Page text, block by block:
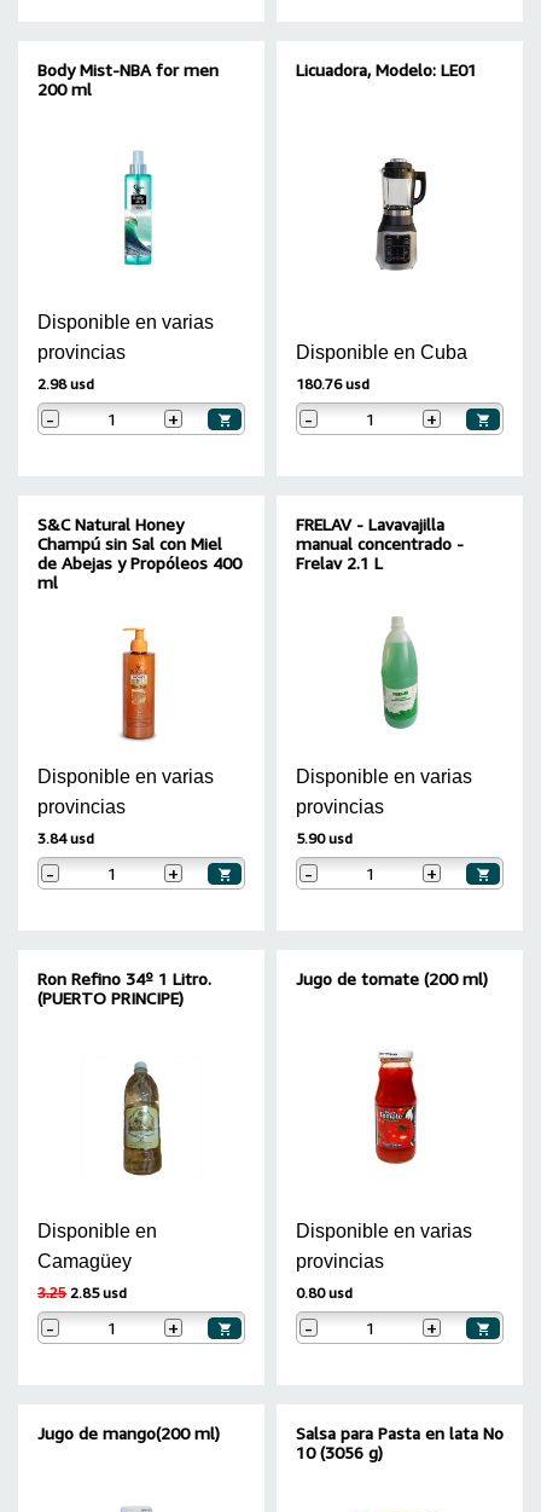
Body Mist-NBA for men
200 ml
Disponible en varias
provincias
2.98 usd
- +
Licuadora, Modelo: LE01
Disponible en Cuba
180.76 usd
- +
S&C Natural Honey
Champú sin Sal con Miel
de Abejas y Propóleos 400
ml
Disponible en varias
provincias
3.84 usd
- +
FRELAV - Lavavajilla
manual concentrado -
Frelav 2.1 L
Disponible en varias
provincias
5.90 usd
- +
Ron Refino 34º 1 Litro.
(PUERTO PRINCIPE)
Disponible en
Camagüey
3.25 2.85 usd
- +
Jugo de tomate (200 ml)
Disponible en varias
provincias
0.80 usd
- +
Jugo de mango(200 ml)
Salsa para Pasta en lata No
10 (3056 g)